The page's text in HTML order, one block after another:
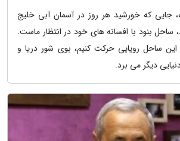
جایی که خورشید هر روز در آسمان آبی خلیج
ساحل بنود با افسانه های خود در انتظار ماست.
ساحل رویایی حرکت کنیم، بوی شور دریا و
دیگر می برد.